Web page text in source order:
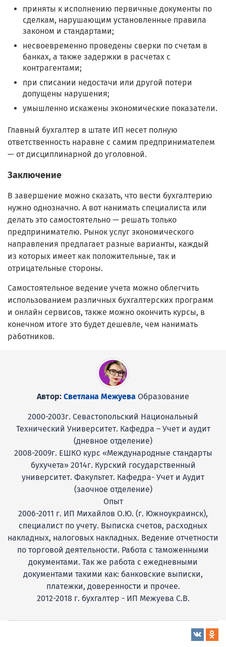
приняты к исполнению первичные документы по
сделкам, нарушающим установленные правила
законом и стандартами;
несвоевременно проведены сверки по счетам в
банках, а также задержки в расчетах с
контрагентами;
при списании недостачи или другой потери
допущены нарушения;
умышленно искажены экономические показатели.
Главный бухгалтер в штате ИП несет полную
ответственность наравне с самим предпринимателем
— от дисциплинарной до уголовной.
Заключение
В завершение можно сказать, что вести бухгалтерию
нужно однозначно. А вот нанимать специалиста или
делать это самостоятельно — решать только
предпринимателю. Рынок услуг экономического
направления предлагает разные варианты, каждый
из которых имеет как положительные, так и
отрицательные стороны.
Самостоятельное ведение учета можно облегчить
использованием различных бухгалтерских программ
и онлайн сервисов, также можно окончить курсы, в
конечном итоге это будет дешевле, чем нанимать
работников.
Автор: Светлана Межуева Образование
2000-2003г. Севастопольский Национальный
Технический Университет. Кафедра – Учет и аудит
(дневное отделение)
2008-2009г. ЕШКО курс «Международные стандарты
бухучета» 2014г. Курский государственный
университет. Факультет. Кафедра- Учет и Аудит
(заочное отделение)
Опыт
2006-2011 г. ИП Михайлов О.Ю. (г. Южноукраинск),
специалист по учету. Выписка счетов, расходных
накладных, налоговых накладных. Ведение отчетности
по торговой деятельности. Работа с таможенными
документами. Так же работа с ежедневными
документами такими как: банковские выписки,
платежки, доверенности и прочее.
2012-2018 г. бухгалтер - ИП Межуева С.В.